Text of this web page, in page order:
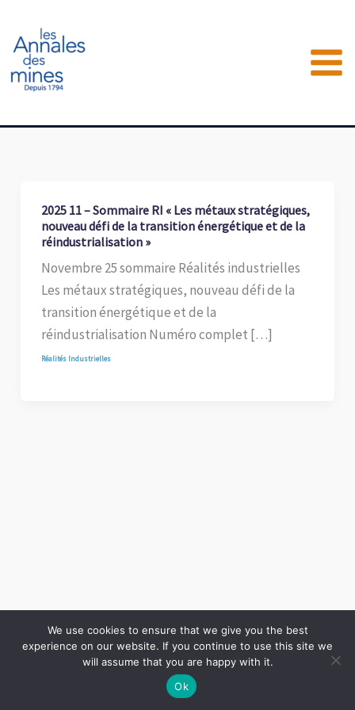
contenu
2025 11 – Sommaire RI « Les métaux stratégiques,
nouveau défi de la transition énergétique et de la
réindustrialisation »
Novembre 25 sommaire Réalités industrielles
Les métaux stratégiques, nouveau défi de la
transition énergétique et de la
réindustrialisation Numéro complet […]
Réalités Industrielles
Copyright © 2026 LES ANNALES DES MINES | Powered by Thème WordPress Astra
We use cookies to ensure that we give you the best
experience on our website. If you continue to use this site we
will assume that you are happy with it.
Ok